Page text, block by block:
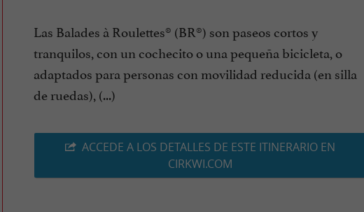
Las Balades à Roulettes® (BR®) son paseos cortos y
tranquilos, con un cochecito o una pequeña bicicleta, o
adaptados para personas con movilidad reducida (en silla
de ruedas), (...)
ACCEDE A LOS DETALLES DE ESTE ITINERARIO EN
CIRKWI.COM